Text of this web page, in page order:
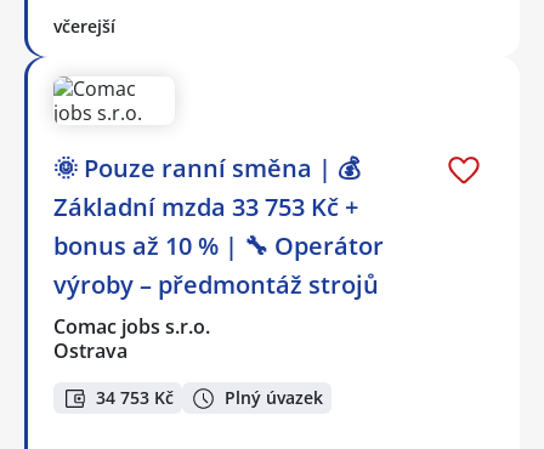
včerejší
🌞 Pouze ranní směna | 💰
Základní mzda 33 753 Kč +
bonus až 10 % | 🔧 Operátor
výroby – předmontáž strojů
Comac jobs s.r.o.
Ostrava
34 753 Kč Plný úvazek